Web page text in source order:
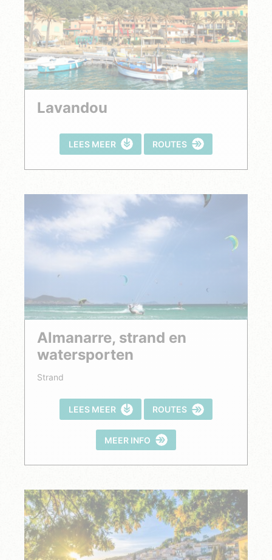
Lavandou
LEES MEER ROUTES
Almanarre, strand en
watersporten
Strand
LEES MEER ROUTES
MEER INFO